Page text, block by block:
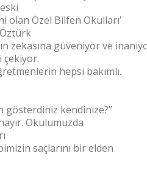
olan Özel Bilfen Okulları’
zekasına güveniyor ve
çekiyor.
hepsi bakımlı.
gösterdiniz kendinize?”
Okulumuzda
saçlarını bir elden